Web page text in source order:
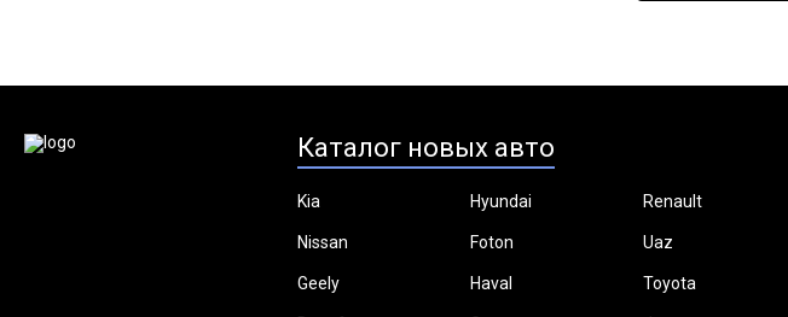
Каталог новых авто
Kia Hyundai Renault
Nissan Foton Uaz
Geely Haval Toyota